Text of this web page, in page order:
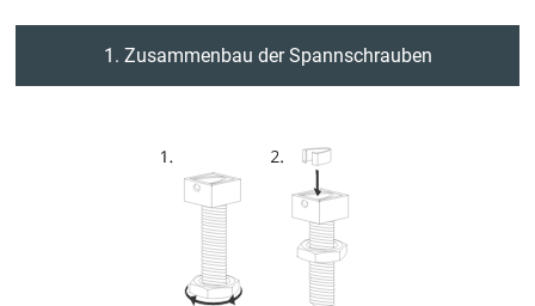
1. Zusammenbau der Spannschrauben